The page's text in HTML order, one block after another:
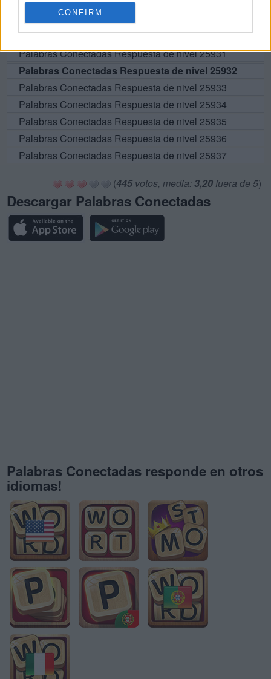
CONFIRM
Palabras Conectadas Respuesta de nivel 25929
Palabras Conectadas Respuesta de nivel 25930
Palabras Conectadas Respuesta de nivel 25931
Palabras Conectadas Respuesta de nivel 25932
Palabras Conectadas Respuesta de nivel 25933
Palabras Conectadas Respuesta de nivel 25934
Palabras Conectadas Respuesta de nivel 25935
Palabras Conectadas Respuesta de nivel 25936
Palabras Conectadas Respuesta de nivel 25937
(445votos, media: 3,20 fuera de 5)
Descargar Palabras Conectadas
Palabras Conectadas responde en otros
idiomas!